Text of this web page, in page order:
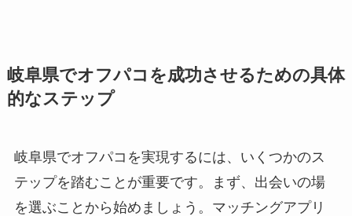
岐阜県でオフパコを成功させるための具体
的なステップ
岐阜県でオフパコを実現するには、いくつかのス
テップを踏むことが重要です。まず、出会いの場
を選ぶことから始めましょう。マッチングアプリ